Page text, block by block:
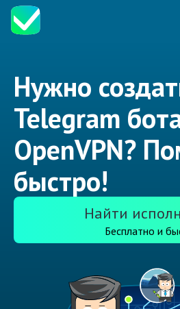
Нужно
Telegram
OpenVPN?
быстро!
Найти
Бесплатно и